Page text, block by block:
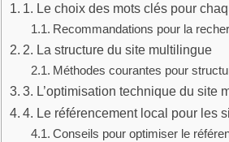
1. Le choix des mots clés pour
Recommandations pour la
2. La structure du site multilingue
Méthodes courantes pour
3. L’optimisation technique du site
4. Le référencement local pour les
Conseils pour optimiser le